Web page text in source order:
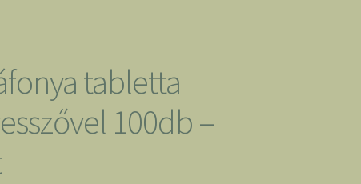
tabletta
100db –